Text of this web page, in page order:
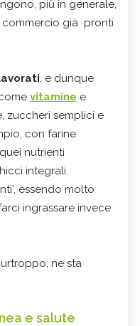
più in generale,
commercio già pronti
, e dunque
vitamine e
zuccheri semplici e
con farine
nutrienti
integrali.
essendo molto
ingrassare invece
ne sta
e salute